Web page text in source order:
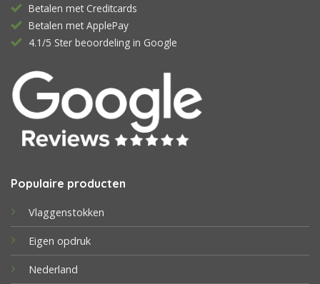
Betalen met Creditcards
Betalen met ApplePay
4.1/5 Ster beoordeling in Google
Populaire producten
Vlaggenstokken
Eigen opdruk
Nederland